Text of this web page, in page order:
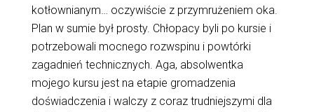
kotłownianym… oczywiście z przymrużeniem oka.
Plan w sumie był prosty. Chłopacy byli po kursie i
potrzebowali mocnego rozwspinu i powtórki
zagadnień technicznych. Aga, absolwentka
mojego kursu jest na etapie gromadzenia
doświadczenia i walczy z coraz trudniejszymi dla